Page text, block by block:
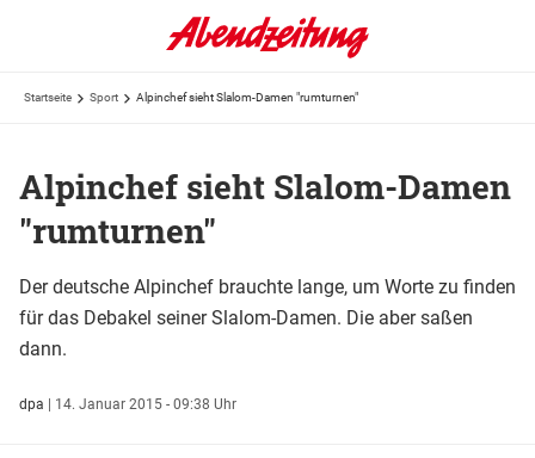
Startseite Sport Alpinchef sieht Slalom-Damen "rumturnen"
Alpinchef sieht Slalom-Damen
"rumturnen"
Der deutsche Alpinchef brauchte lange, um Worte zu finden
für das Debakel seiner Slalom-Damen. Die aber saßen
dann.
dpa | 14. Januar 2015 - 09:38 Uhr